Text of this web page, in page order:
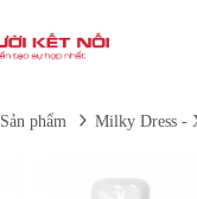
Sản phẩm Milky Dress -